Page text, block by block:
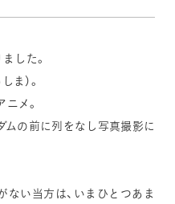
した。
ま）。
メ。
ムの前に列をなし写真撮影に
ない当方は、いまひとつあま